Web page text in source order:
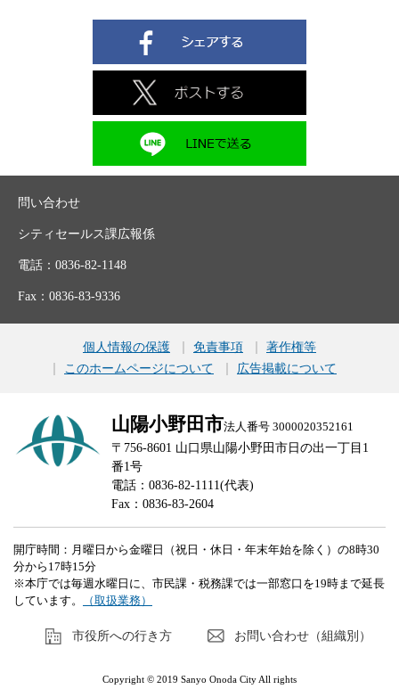
問い合わせ
シティセールス課広報係
電話：0836-82-1148
Fax：0836-83-9336
個人情報の保護 免責事項
著作権等
このホームページについて
広告掲載について
山陽小野田市法人番号 3000020352161
〒756-8601 山口県山陽小野田市日の出一丁目1
番1号
電話：0836-82-1111(代表)
Fax：0836-83-2604
開庁時間：月曜日から金曜日（祝日・休日・年末年始を除く）の8時30
分から17時15分
※本庁では毎週水曜日に、市民課・税務課では一部窓口を19時まで延長
しています。
（取扱業務）
市役所への行き方 お問い合わせ（組織別）
Copyright © 2019 Sanyo Onoda City All rights